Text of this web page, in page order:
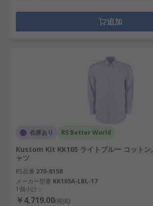
追加
在庫あり RS Better World
Kustom Kit KK105 ライトブルー コットン
ャツ
RS品番 270-8158
メーカー型番 KK105A-LBL-17
1個小計：
￥4,719.00(税抜)